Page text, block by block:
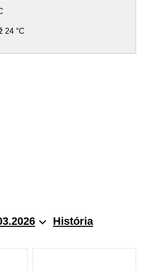
24 °C
História